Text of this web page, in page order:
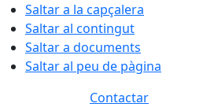
Saltar a la capçalera
Saltar al contingut
Saltar a documents
Saltar al peu de pàgina
Contactar